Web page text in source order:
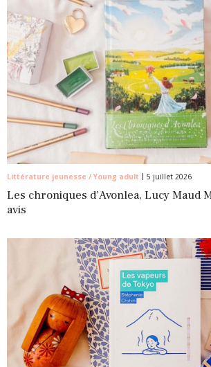
Littérature jeunesse / Young adult 5 juillet 2026
Les chroniques d’Avonlea, Lucy Maud
avis